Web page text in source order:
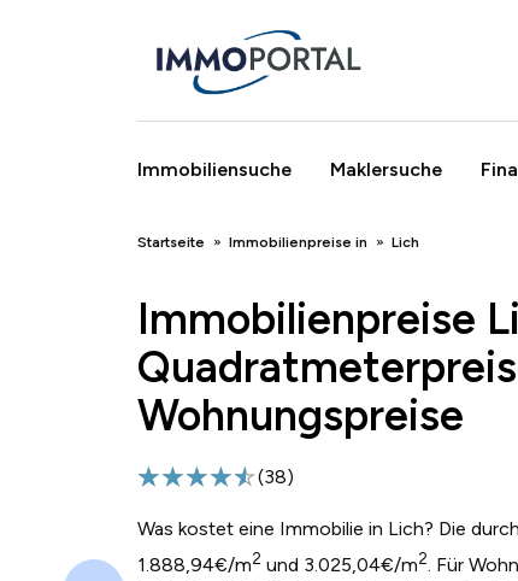
Immobiliensuche Maklersuche
Breadcrumb
Startseite Immobilienpreise in Lich
Immobilienpreise
Wohnungspreise
(38)
Was kostet eine Immobilie in Lich? Die
1.888,94€/m2 und 3.025,04€/m2. Für